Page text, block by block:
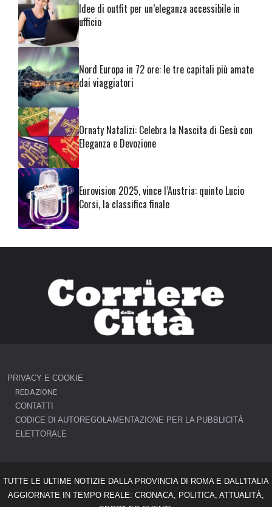
Idee di outfit per un’eleganza accessibile in
ufficio
Nord Europa in 72 ore: le tre capitali più amate
dai viaggiatori
Ornaty Natalizi: Celebra la Nascita di Gesù con
Eleganza e Devozione
Eurovision 2025, vince l’Austria: quinto Lucio
Corsi, la classifica finale
PRIVACY E COOKIE
REDAZIONE
CONTATTI
CODICE DI AUTOREGOLAMENTAZIONE PER LA PUBBLICITÀ
ELETTORALE
TUTTE LE ULTIME NOTIZIE DALLA PROVINCIA DI ROMA E DALL'ITALIA
AGGIORNATE IN TEMPO REALE: CRONACA, POLITICA, ATTUALITÀ,